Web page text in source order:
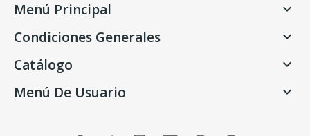
Menú Principal 
Condiciones Generales 
Catálogo 
Menú De Usuario 